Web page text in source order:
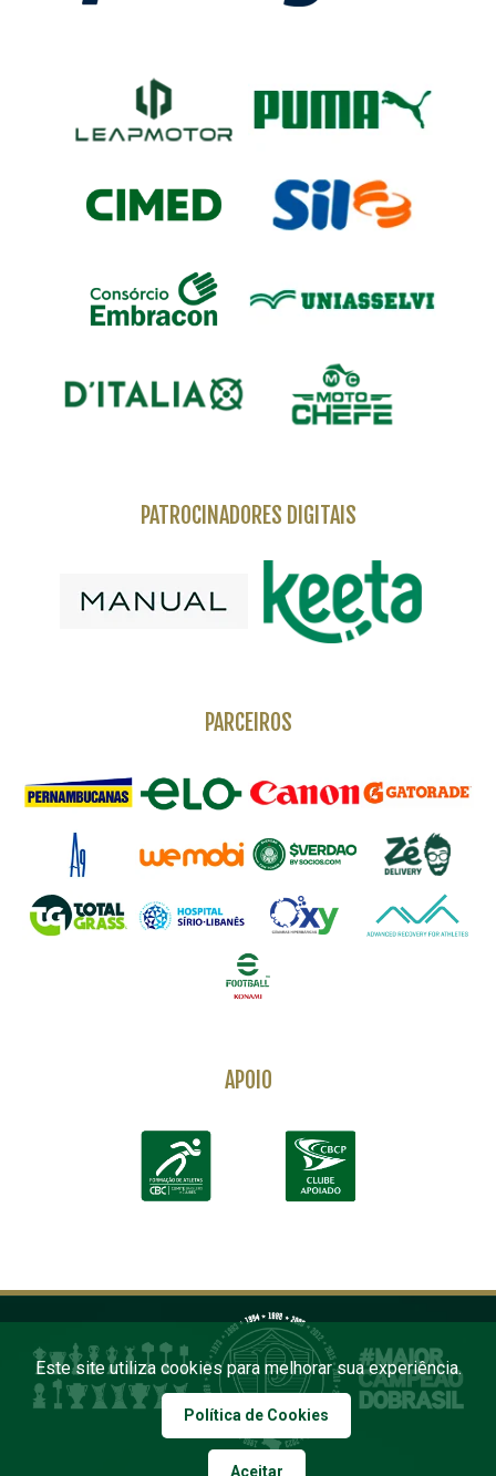
PATROCINADORES DIGITAIS
PARCEIROS
APOIO
Este site utiliza cookies para melhorar sua experiência.
Política de Cookies
Aceitar